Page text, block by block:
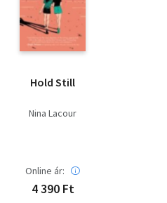
Hold Still
Nina Lacour
Online ár:
4 390 Ft